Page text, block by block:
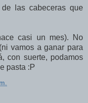
las cabeceras que
casi un mes). No
vamos a ganar para
con suerte, podamos
pasta :P